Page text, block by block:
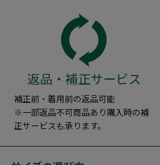
返品・補正サービス
補正前・着用前の返品可能
※一部返品不可商品あり購入時の補
正サービスも承ります。